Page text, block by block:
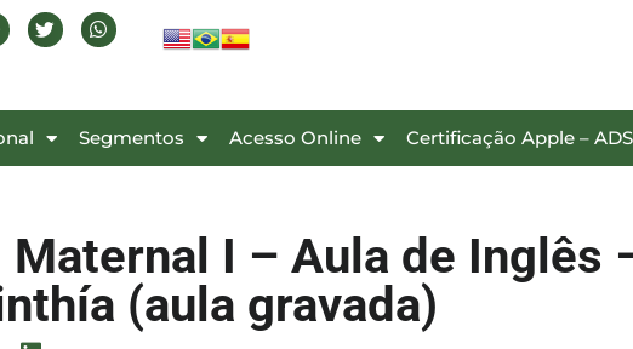
Segmentos Acesso Online Certificação Apple – ADS
I – Aula de Inglês
(aula gravada)